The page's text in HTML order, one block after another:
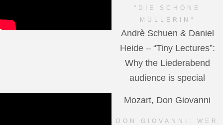
"DIE SCHÖNE
MÜLLERIN"
Andrè Schuen & Daniel
Heide – “Tiny Lectures”:
Why the Liederabend
audience is special
Mozart, Don Giovanni
DON GIOVANNI: WER